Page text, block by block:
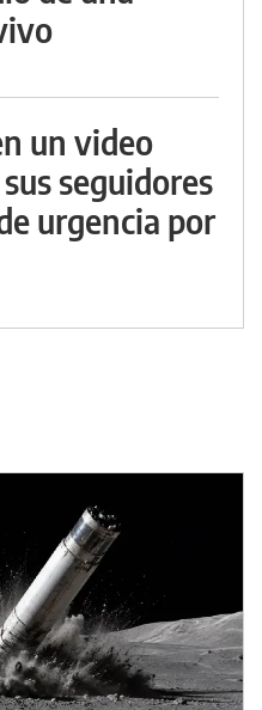
un video
seguidores
urgencia por